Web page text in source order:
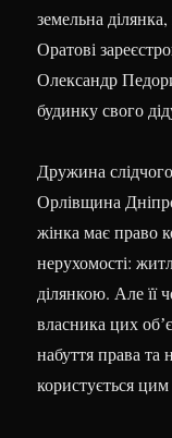
земельна
Оратові
Олександр
будинку свого
Дружина
Орлівщина
жінка має право
нерухомості:
ділянкою. Але її
власника цих
набуття права та
користується